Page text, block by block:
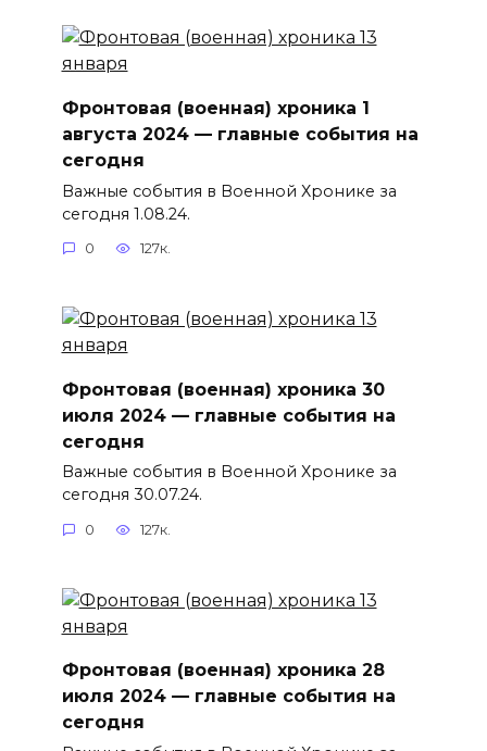
Фронтовая (военная) хроника 1
августа 2024 — главные события на
сегодня
Важные события в Военной Хронике за
сегодня 1.08.24.
0 127к.
Фронтовая (военная) хроника 30
июля 2024 — главные события на
сегодня
Важные события в Военной Хронике за
сегодня 30.07.24.
0 127к.
Фронтовая (военная) хроника 28
июля 2024 — главные события на
сегодня